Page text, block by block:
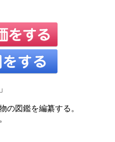
の図鑑を編纂する。